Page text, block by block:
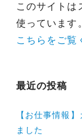
このサイトは
使っています
こちらをご覧
投
ナ
最近の投稿
【お仕事情報
ました